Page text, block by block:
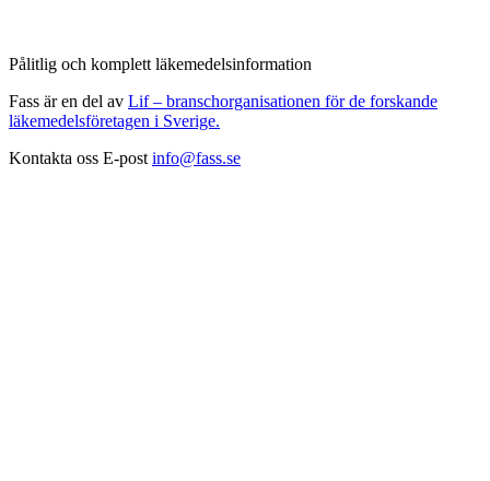
Pålitlig och komplett läkemedelsinformation
Fass är en del av Lif – branschorganisationen för de forskande
läkemedelsföretagen i Sverige.
Kontakta oss E-post info@fass.se